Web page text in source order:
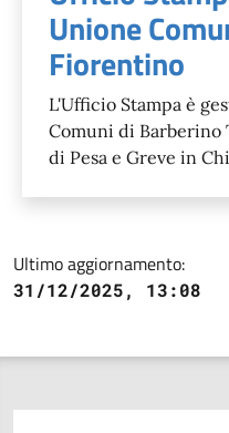
Unione
Fiorentino
L'Ufficio Stampa è
Comuni di Barberino
di Pesa e Greve in
Ultimo aggiornamento:
31/12/2025, 13:08